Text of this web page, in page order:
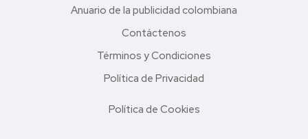
Anuario de la publicidad colombiana
Contáctenos
Términos y Condiciones
Política de Privacidad
Política de Cookies